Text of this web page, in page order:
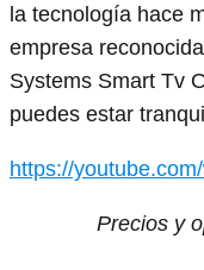
la tecnología hace
empresa
Systems Smart Tv
puedes estar
https://
Precios y